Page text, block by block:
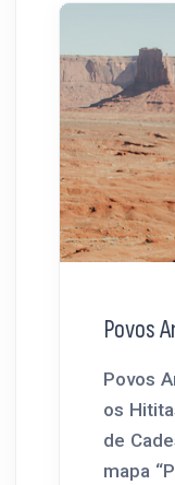
Povos
Povos
os
de
mapa